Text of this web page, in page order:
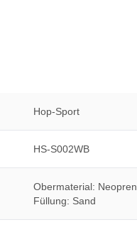
Hop-Sport
HS-S002WB
Obermaterial: Neopren
Füllung: Sand